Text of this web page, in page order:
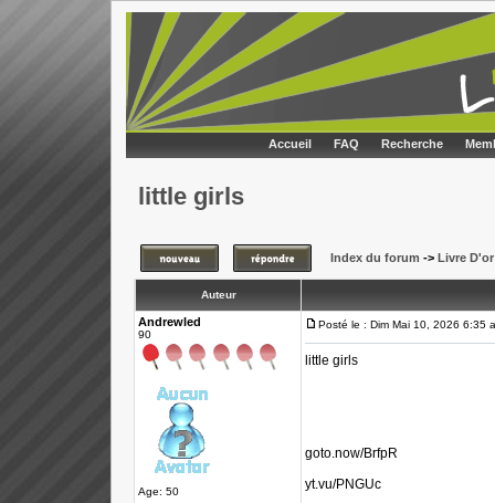
Accueil FAQ Recherche
little girls
Index du forum -> Livre D'or
Auteur
Andrewled
90
Age: 50
Posté le : Dim Mai 10, 2026 6:35
little girls
goto.now/BrfpR
yt.vu/PNGUc